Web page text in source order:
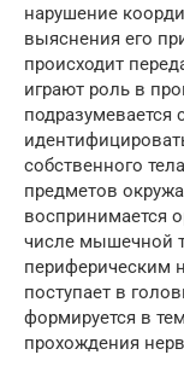
нарушение
выяснения его
происходит
играют роль в
подразумевается
собственного
предметов
воспринимается
числе мышечной
периферическим
поступает в
формируется в
прохождения